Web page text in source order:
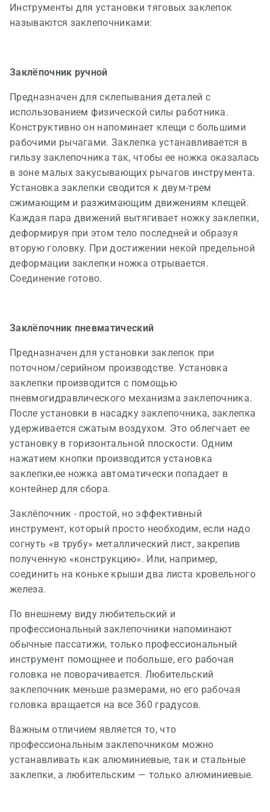
Инструменты для установки тяговых заклепок
называются заклепочниками:
Заклёпочник ручной
Предназначен для склепывания деталей с
использованием физической силы работника.
Конструктивно он напоминает клещи с большими
рабочими рычагами. Заклепка устанавливается в
гильзу заклепочника так, чтобы ее ножка оказалась
в зоне малых закусывающих рычагов инструмента.
Установка заклепки сводится к двум-трем
сжимающим и разжимающим движениям клещей.
Каждая пара движений вытягивает ножку заклепки,
деформируя при этом тело последней и образуя
вторую головку. При достижении некой предельной
деформации заклепки ножка отрывается.
Соединение готово.
Заклёпочник пневматический
Предназначен для установки заклепок при
поточном/серийном производстве. Установка
заклепки производится с помощью
пневмогидравлического механизма заклепочника.
После установки в насадку заклепочника, заклепка
удерживается сжатым воздухом. Это облегчает ее
установку в горизонтальной плоскости. Одним
нажатием кнопки производится установка
заклепки,ее ножка автоматически попадает в
контейнер для сбора.
Заклёпочник - простой, но эффективный
инструмент, который просто необходим, если надо
согнуть «в трубу» металлический лист, закрепив
полученную «конструкцию». Или, например,
соединить на коньке крыши два листа кровельного
железа.
По внешнему виду любительский и
профессиональный заклепочники напоминают
обычные пассатижи, только профессиональный
инструмент помощнее и побольше, его рабочая
головка не поворачивается. Любительский
заклепочник меньше размерами, но его рабочая
головка вращается на все 360 градусов.
Важным отличием является то, что
профессиональным заклепочником можно
устанавливать как алюминиевые, так и стальные
заклепки, а любительским — только алюминиевые.